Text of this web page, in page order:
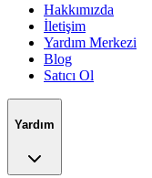
Hakkımızda
İletişim
Yardım Merkezi
Blog
Satıcı Ol
Yardım